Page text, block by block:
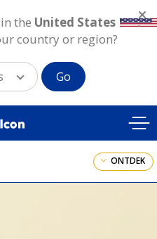
ONTDEK
the United States
.
country or region?
Go